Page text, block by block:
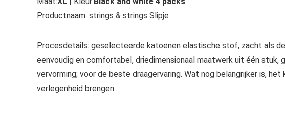
Productnaam: strings & strings Slipje
Procesdetails: geselecteerde katoenen elastische stof, zacht als
eenvoudig en comfortabel, driedimensionaal maatwerk uit één
vervorming; voor de beste draagervaring. Wat nog belangrijker is,
verlegenheid brengen.